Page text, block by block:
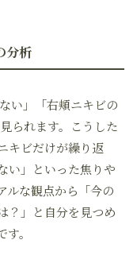
分析
い」「右頬ニキビの
られます。こうした
キビだけが繰り返
い」といった焦りや
ルな観点から「今の
？」と自分を見つめ
。